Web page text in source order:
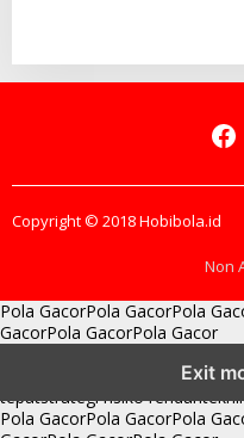
Copyright © 2018 Hobibola.id
Non
Pola GacorPola GacorPola
GacorPola GacorPola Gacor
Exit
rasio bayaran
tepatstrategi risiko rendah
Pola GacorPola GacorPola